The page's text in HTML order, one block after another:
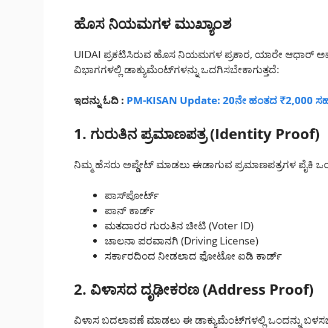
ಹೊಸ ನಿಯಮಗಳ ಮುಖ್ಯಾಂಶ
UIDAI ಪ್ರಕಟಿಸಿರುವ ಹೊಸ ನಿಯಮಗಳ ಪ್ರಕಾರ, ಯಾರೇ ಆಧಾರ್
ವಿಭಾಗಗಳಲ್ಲಿ ಡಾಕ್ಯುಮೆಂಟ್‌ಗಳನ್ನು ಒದಗಿಸಬೇಕಾಗುತ್ತದೆ:
ಇದನ್ನು ಓದಿ : PM-KISAN Update: 20ನೇ ಹಂತದ ₹2,000
1. ಗುರುತಿನ ಪ್ರಮಾಣಪತ್ರ (Identity Proof)
ನಿಮ್ಮ ಹೆಸರು ಅಪ್ಡೇಟ್ ಮಾಡಲು ಈಡಾಗುವ ಪ್ರಮಾಣಪತ್ರಗಳ ಪೈಕಿ
ಪಾಸ್‌ಪೋರ್ಟ್
ಪಾನ್ ಕಾರ್ಡ್
ಮತದಾರರ ಗುರುತಿನ ಚೀಟಿ (Voter ID)
ಚಾಲನಾ ಪರವಾನಗಿ (Driving License)
ಸರ್ಕಾರದಿಂದ ನೀಡಲಾದ ಫೋಟೋ ಐಡಿ ಕಾರ್ಡ್
2. ವಿಳಾಸದ ದೃಢೀಕರಣ (Address Proof)
ವಿಳಾಸ ಬದಲಾವಣೆ ಮಾಡಲು ಈ ಡಾಕ್ಯುಮೆಂಟ್‌ಗಳಲ್ಲಿ ಒಂದನ್ನು